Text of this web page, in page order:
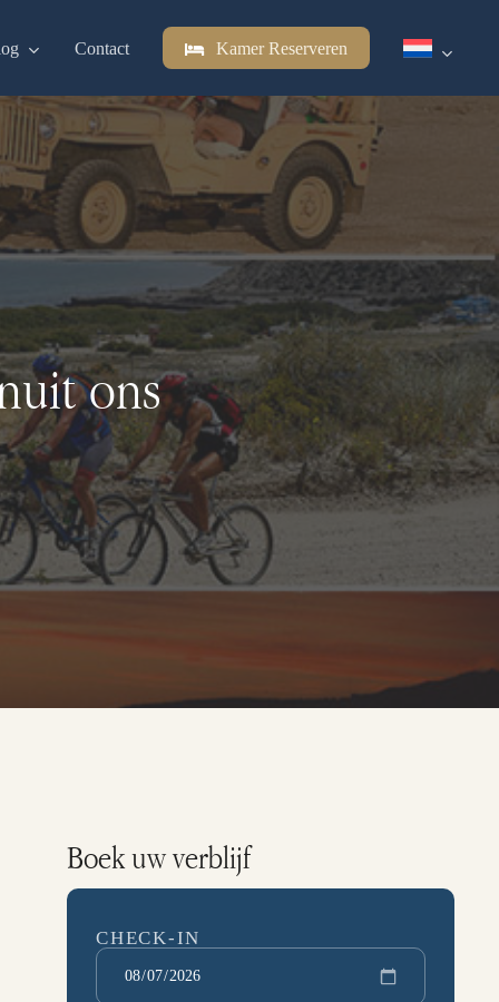
Contact Kamer Reserveren
ons
Boek uw verblijf
CHECK-IN